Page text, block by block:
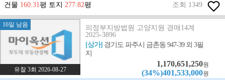
건물 160.31평 토지 277.82평 조회 1349
16일 남음
유찰 3회 2026-08-27
의정부지방법원 고양지원 경매14계
2025-3896
[상가] 경기도 파주시 금촌동 947-39 외 3필
지
1,170,651,250원
(34%)401,533,000원